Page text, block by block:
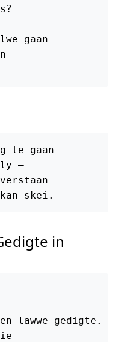
gaan
te gaan
—
in
lawwe gedigte.